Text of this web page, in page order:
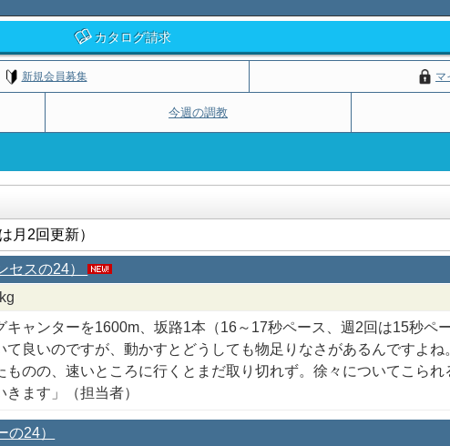
カタログ請求
新規会員募集 マ
今週の調教
月2回更新）
セスの24）
キャンターを1600m、坂路1本（16～17秒ペース、週2回は15秒ペ
良いのですが、動かすとどうしても物足りなさがあるんですよね
のの、速いところに行くとまだ取り切れず。徐々についてこら
ます」（担当者）
24）